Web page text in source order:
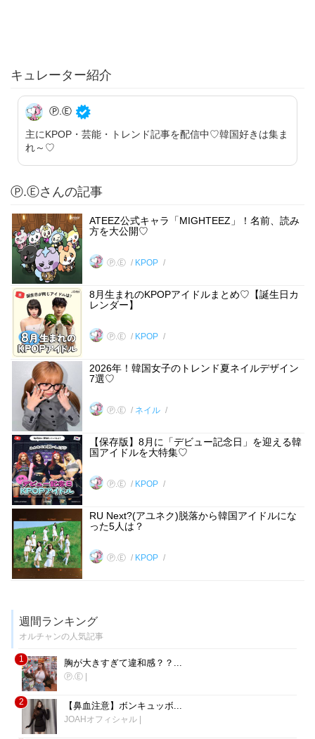
キュレーター紹介
Ⓟ.Ⓔ
主にKPOP・芸能・トレンド記事を配信中♡韓国好きは集ま
れ～♡
Ⓟ.Ⓔさんの記事
ATEEZ公式キャラ「MIGHTEEZ」！名前、読み
方を大公開♡
Ⓟ.Ⓔ KPOP
8月生まれのKPOPアイドルまとめ♡【誕生日カ
レンダー】
Ⓟ.Ⓔ KPOP
2026年！韓国女子のトレンド夏ネイルデザイン
7選♡
Ⓟ.Ⓔ ネイル
【保存版】8月に「デビュー記念日」を迎える韓
国アイドルを大特集♡
Ⓟ.Ⓔ KPOP
RU Next?(アユネク)脱落から韓国アイドルにな
った5人は？
Ⓟ.Ⓔ KPOP
週間ランキング
オルチャンの人気記事
1 胸が大きすぎて違和感？？...
Ⓟ.Ⓔ
2 【鼻血注意】ボンキュッボ...
JOAHオフィシャル